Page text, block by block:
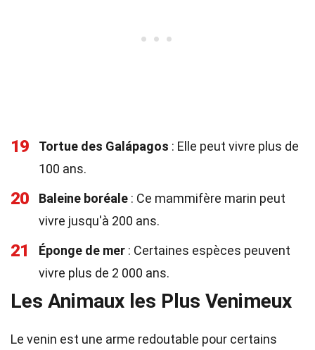
19 Tortue des Galápagos : Elle peut vivre plus de
100 ans.
20 Baleine boréale : Ce mammifère marin peut
vivre jusqu'à 200 ans.
21 Éponge de mer : Certaines espèces peuvent
vivre plus de 2 000 ans.
Les Animaux les Plus Venimeux
Le venin est une arme redoutable pour certains